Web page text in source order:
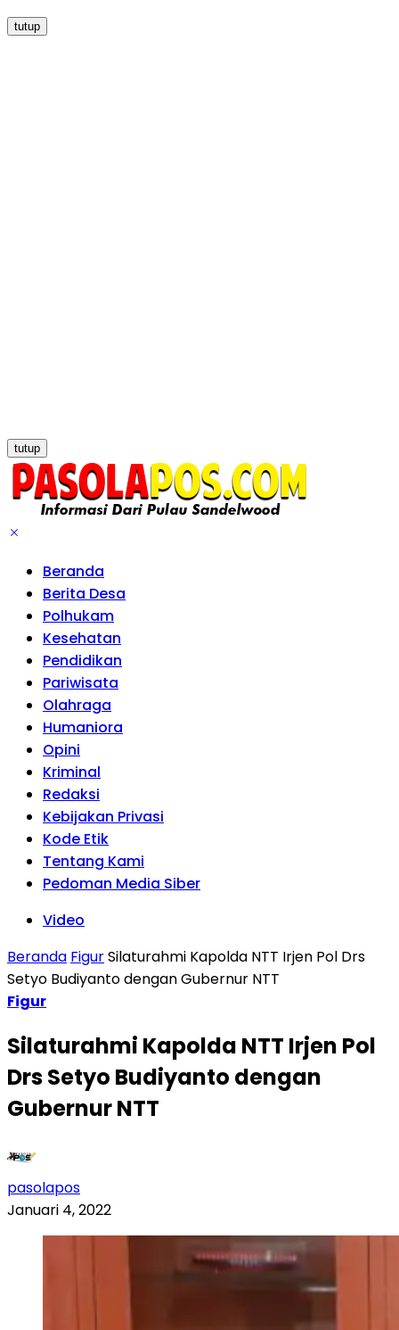
tutup
tutup
Beranda
Berita Desa
Polhukam
Kesehatan
Pendidikan
Pariwisata
Olahraga
Humaniora
Opini
Kriminal
Redaksi
Kebijakan Privasi
Kode Etik
Tentang Kami
Pedoman Media Siber
Video
Beranda FigurSilaturahmi Kapolda NTT Irjen Pol Drs
Setyo Budiyanto dengan Gubernur NTT
Figur
Silaturahmi Kapolda NTT Irjen Pol
Drs Setyo Budiyanto dengan
Gubernur NTT
pasolapos
Januari 4, 2022